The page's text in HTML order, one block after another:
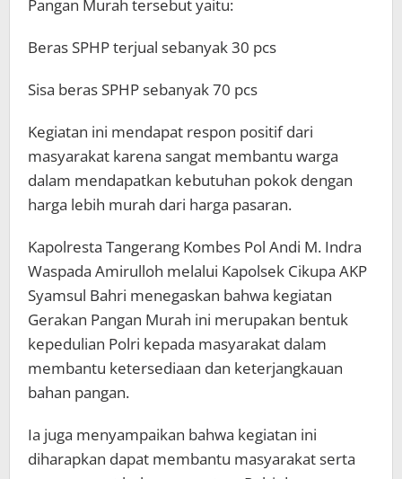
Pangan Murah tersebut yaitu:
Beras SPHP terjual sebanyak 30 pcs
Sisa beras SPHP sebanyak 70 pcs
Kegiatan ini mendapat respon positif dari
masyarakat karena sangat membantu warga
dalam mendapatkan kebutuhan pokok dengan
harga lebih murah dari harga pasaran.
Kapolresta Tangerang Kombes Pol Andi M. Indra
Waspada Amirulloh melalui Kapolsek Cikupa AKP
Syamsul Bahri menegaskan bahwa kegiatan
Gerakan Pangan Murah ini merupakan bentuk
kepedulian Polri kepada masyarakat dalam
membantu ketersediaan dan keterjangkauan
bahan pangan.
Ia juga menyampaikan bahwa kegiatan ini
diharapkan dapat membantu masyarakat serta